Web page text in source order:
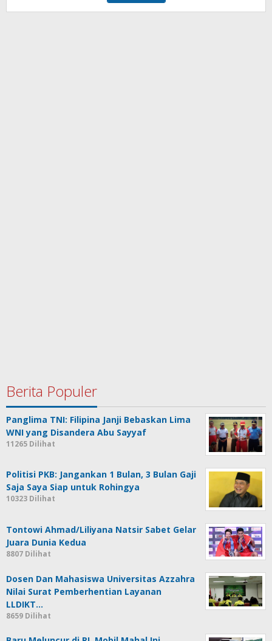
Berita Populer
Panglima TNI: Filipina Janji Bebaskan Lima
WNI yang Disandera Abu Sayyaf
11265 Dilihat
Politisi PKB: Jangankan 1 Bulan, 3 Bulan Gaji
Saja Saya Siap untuk Rohingya
10323 Dilihat
Tontowi Ahmad/Liliyana Natsir Sabet Gelar
Juara Dunia Kedua
8807 Dilihat
Dosen Dan Mahasiswa Universitas Azzahra
Nilai Surat Pemberhentian Layanan
LLDIKT…
8659 Dilihat